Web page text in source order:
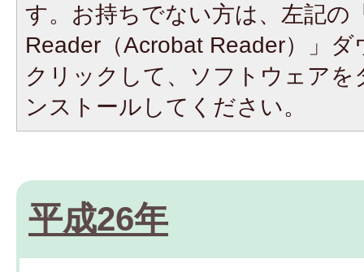
す。お持ちでない方は、左記の
Reader（Acrobat Reader）」
クリックして、ソフトウェア
ンストールしてください。
平成26年